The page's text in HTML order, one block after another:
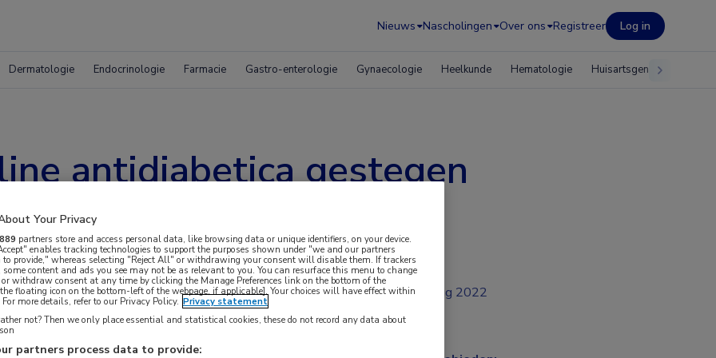
Nieuws Nascholingen Over ons Registreer Log in
Dermatologie Endocrinologie Farmacie Gastro-enterologie Gynaecologie Heelkunde Hematologie Huisartsgeneeskunde
antidiabetica gestegen
740.000 mensen een non-insuline
in 2020. De geneesmiddelkosten namen
20%. Dit komt vooral door meer gebruik
aug 2022
Your Privacy
889 partners store and access personal data, like browsing data or unique identifiers, on your device.
enables tracking technologies to support the purposes shown under "we and our partners
to provide," whereas selecting "Reject All" or withdrawing your consent will disable them. If trackers
some content and ads you see may not be as relevant to you. You can resurface this menu to change
or withdraw consent at any time by clicking the Manage Preferences link on the bottom of the
floating icon on the bottom-left of the webpage, if applicable]. Your choices will have effect within
more details, refer to our Privacy Policy. Privacy statement
not? Then we only place essential and statistical cookies, these do not record any data about
partners process data to provide: